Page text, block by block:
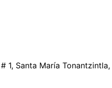
Santa María Tonantzintla,